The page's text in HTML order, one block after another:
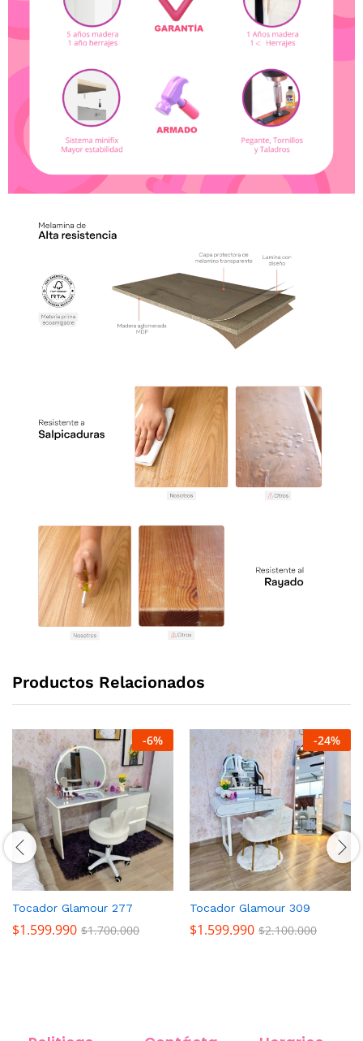
Productos Relacionados
-6%
Tocador Glamour 277
$1.599.990 $1.700.000
-24%
Tocador Glamour 309
$1.599.990 $2.100.000